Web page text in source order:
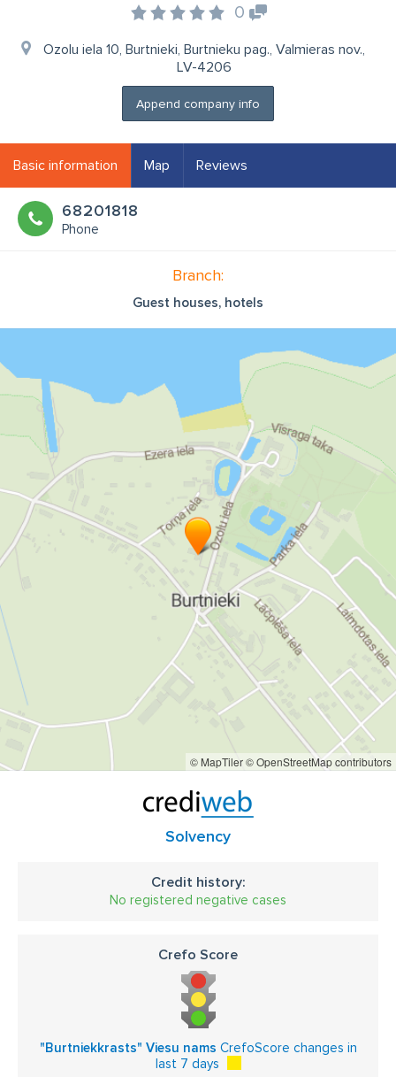
0
Ozolu iela 10, Burtnieki, Burtnieku pag., Valmieras nov.,
LV-4206
Append company info
Basic information Map Reviews
68201818
Phone
Branch:
Guest houses, hotels
© MapTiler© OpenStreetMap contributors
Solvency
Credit history:
No registered negative cases
Crefo Score
"Burtniekkrasts" Viesu nams CrefoScore changes in
last 7 days